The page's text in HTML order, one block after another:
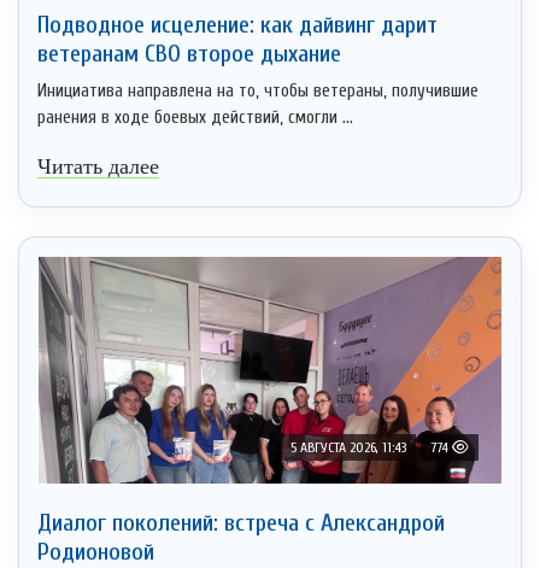
Подводное исцеление: как дайвинг дарит
ветеранам СВО второе дыхание
Инициатива направлена на то, чтобы ветераны, получившие
ранения в ходе боевых действий, смогли ...
Читать далее
5 АВГУСТА 2026, 11:43 774
Диалог поколений: встреча с Александрой
Родионовой